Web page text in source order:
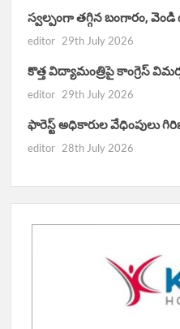
స్వల్పంగా తగ్గిన బంగారం, వెండి
editor 29th July 2026
కొత్త విద్యామంత్రిపై కాంగ్రెస్
editor 29th July 2026
ఫారెస్ట్ అధికారుల వేధింపులు
editor 28th July 2026